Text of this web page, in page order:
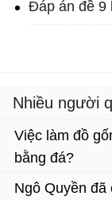
Đáp án đề 9
Nhiều người
Việc làm đồ
bằng đá?
Ngô Quyền